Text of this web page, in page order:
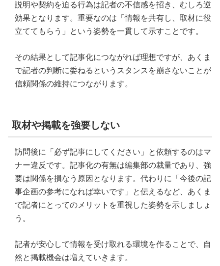
説明や契約を迫る行為は記者の不信感を招き、むしろ逆
効果となります。重要なのは「情報を共有し、取材に役
立ててもらう」という姿勢を一貫して示すことです。
その結果として記事化につながれば理想ですが、あくま
で記者の判断に委ねるというスタンスを崩さないことが
信頼関係の維持につながります。
取材や掲載を強要しない
訪問後に「必ず記事にしてください」と依頼するのはマ
ナー違反です。記事化の有無は編集部の裁量であり、強
要は関係を損なう原因となります。代わりに「今後の記
事企画の参考になれば幸いです」と伝えるなど、あくま
で記者にとってのメリットを重視した姿勢を示しましょ
う。
記者が安心して情報を受け取れる環境を作ることで、自
然と掲載機会は増えていきます。